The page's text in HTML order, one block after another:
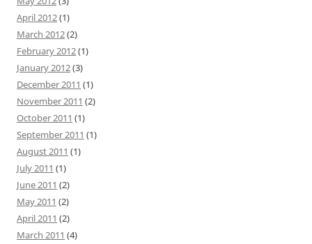
April 2012(1)
March 2012(2)
February 2012(1)
January 2012(3)
December 2011 (1)
November 2011 (2)
October 2011 (1)
September 2011 (1)
August 2011 (1)
July 2011 (1)
June 2011 (2)
May 2011 (2)
April 2011 (2)
March 2011 (4)